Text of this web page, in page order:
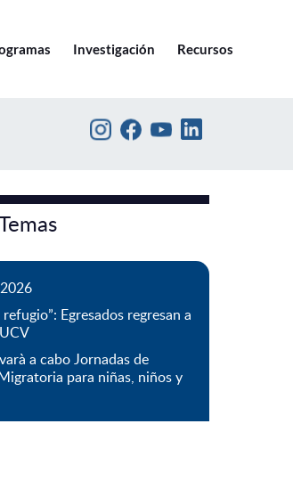
Investigación Recursos
Egresados regresan a
a cabo Jornadas de
para niñas, niños y